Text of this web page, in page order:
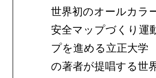
世界初のオールカラ
安全マップづくり運
プを進める立正大学
の著者が提唱する世